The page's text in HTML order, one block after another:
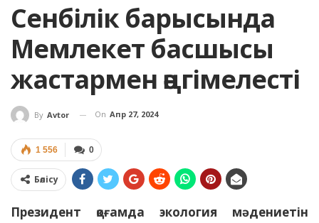
Сенбілік барысында
Мемлекет басшысы
жастармен әңгімелесті
By Avtor On Апр 27, 2024
0
1 556
Бөлісу
Президент қоғамда экология мәдениетін